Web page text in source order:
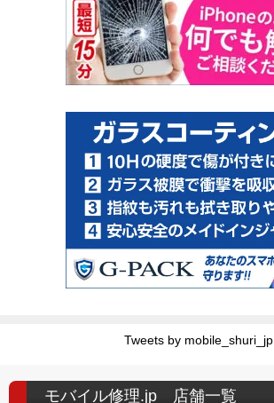
Tweets by mobile_shuri_jp
モバイル修理.jp 店舗一覧